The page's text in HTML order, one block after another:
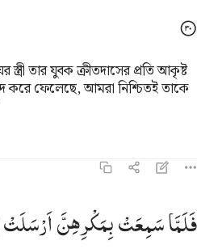
তার যুবক ক্রীতদাসের প্রতি আকৃষ্ট
করে ফেলেছে, আমরা নিশ্চিতই তাকে
فلما سمعت بمكرهن ارسلت اليهن
فَلَمَّا سَمِعَتْ بِمَكْرِهِنَّ أَرْسَلَتْ إِلَيْهِنَّ
فَلَمَّاسَمِعَتْبِمَكْرِهِنَّاَرْسَلَتْ